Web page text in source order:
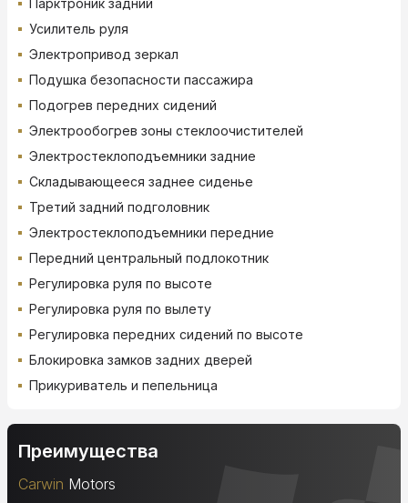
Парктроник задний
Усилитель руля
Электропривод зеркал
Подушка безопасности пассажира
Подогрев передних сидений
Электрообогрев зоны стеклоочистителей
Электростеклоподъемники задние
Складывающееся заднее сиденье
Третий задний подголовник
Электростеклоподъемники передние
Передний центральный подлокотник
Регулировка руля по высоте
Регулировка руля по вылету
Регулировка передних сидений по высоте
Блокировка замков задних дверей
Прикуриватель и пепельница
Преимущества
Carwin Motors